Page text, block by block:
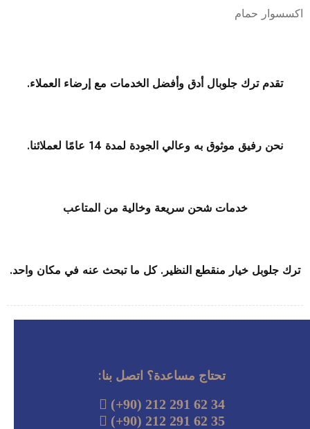
اكسسوار حمام
تقدم ترك جلوبال أدق وأفضل الخدمات مع إرضاء العملاء.
نحن رفيق موثوق به وعالي الجودة لمدة 14 عامًا لعملائنا.
خدمات شحن سريعة وخالية من المتاعب
ترك جلوبل خيار منقطع النظير. كل ما تبحث عنه في مكان واحد.
تحتاج مساعدة؟ اتصل بنا:
 (+90) 212 291 62 34
(+90) 212 291 62 35